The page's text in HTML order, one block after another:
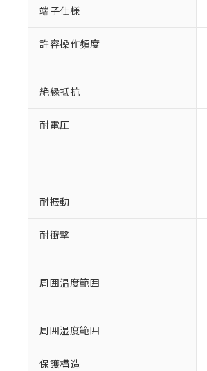
端子仕様
許容操作頻度
絶縁抵抗
耐電圧
耐振動
耐衝撃
周囲温度範囲
周囲湿度範囲
保護構造